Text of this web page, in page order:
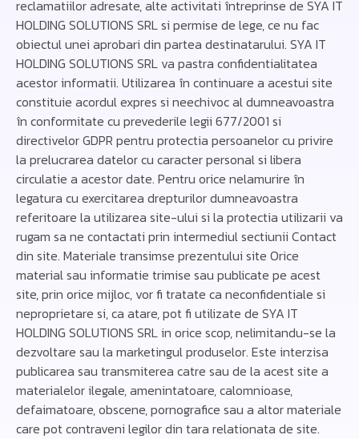
reclamatiilor adresate, alte activitati întreprinse de SYA IT
HOLDING SOLUTIONS SRL si permise de lege, ce nu fac
obiectul unei aprobari din partea destinatarului. SYA IT
HOLDING SOLUTIONS SRL va pastra confidentialitatea
acestor informatii. Utilizarea în continuare a acestui site
constituie acordul expres si neechivoc al dumneavoastra
în conformitate cu prevederile legii 677/2001 si
directivelor GDPR pentru protectia persoanelor cu privire
la prelucrarea datelor cu caracter personal si libera
circulatie a acestor date. Pentru orice nelamurire în
legatura cu exercitarea drepturilor dumneavoastra
referitoare la utilizarea site-ului si la protectia utilizarii va
rugam sa ne contactati prin intermediul sectiunii Contact
din site. Materiale transimse prezentului site Orice
material sau informatie trimise sau publicate pe acest
site, prin orice mijloc, vor fi tratate ca neconfidentiale si
neproprietare si, ca atare, pot fi utilizate de SYA IT
HOLDING SOLUTIONS SRL in orice scop, nelimitandu-se la
dezvoltare sau la marketingul produselor. Este interzisa
publicarea sau transmiterea catre sau de la acest site a
materialelor ilegale, amenintatoare, calomnioase,
defaimatoare, obscene, pornografice sau a altor materiale
care pot contraveni legilor din tara relationata de site.